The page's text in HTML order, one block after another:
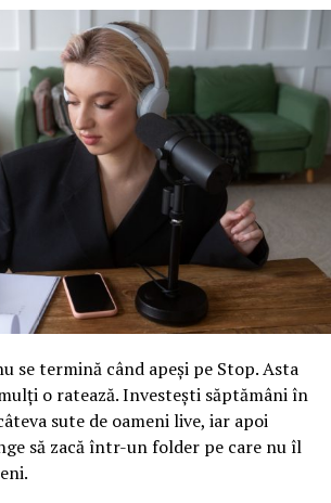
a precizat că pe Aeroportul
se desfăşoare sâmbătă un Raliu
francez, care în fiecare an
aerian într-o oarecare direcţie.
Georgia. Au zburat până în Georgia şi
şi ţara noastră. Am câţiva
la acest raliu, membri în asociaţia
şi ne-am hotărât să îi aşteptăm
un mic eveniment”, a mai spus Radu
TEMA:
se termină când apeși pe Stop. Asta
o ratează. Investești săptămâni în
sute de oameni live, iar apoi
să zacă într-un folder pe care nu îl